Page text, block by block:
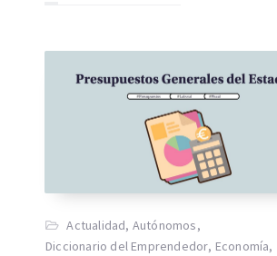
Actualidad, Autónomos,
Diccionario del Emprendedor, Economía,